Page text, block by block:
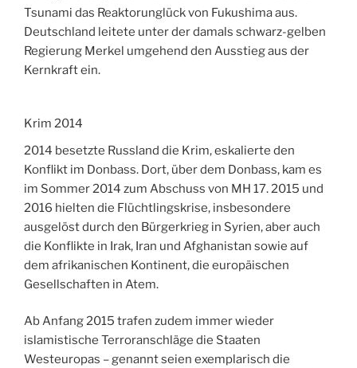
Tsunami das Reaktorunglück von Fukushima aus.
Deutschland leitete unter der damals schwarz-gelben
Regierung Merkel umgehend den Ausstieg aus der
Kernkraft ein.
Krim 2014
2014 besetzte Russland die Krim, eskalierte den
Konflikt im Donbass. Dort, über dem Donbass, kam es
im Sommer 2014 zum Abschuss von MH 17. 2015 und
2016 hielten die Flüchtlingskrise, insbesondere
ausgelöst durch den Bürgerkrieg in Syrien, aber auch
die Konflikte in Irak, Iran und Afghanistan sowie auf
dem afrikanischen Kontinent, die europäischen
Gesellschaften in Atem.
Ab Anfang 2015 trafen zudem immer wieder
islamistische Terroranschläge die Staaten
Westeuropas – genannt seien exemplarisch die